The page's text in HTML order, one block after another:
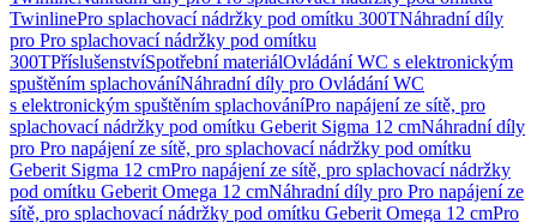
TwinlinePro splachovací nádržky pod omítku 300TNáhradní díly
pro Pro splachovací nádržky pod omítku
300TPříslušenstvíSpotřební materiálOvládání WC s elektronickým
spuštěním splachováníNáhradní díly pro Ovládání WC
s elektronickým spuštěním splachováníPro napájení ze sítě, pro
splachovací nádržky pod omítku Geberit Sigma 12 cmNáhradní díly
pro Pro napájení ze sítě, pro splachovací nádržky pod omítku
Geberit Sigma 12 cmPro napájení ze sítě, pro splachovací nádržky
pod omítku Geberit Omega 12 cmNáhradní díly pro Pro napájení ze
sítě, pro splachovací nádržky pod omítku Geberit Omega 12 cmPro